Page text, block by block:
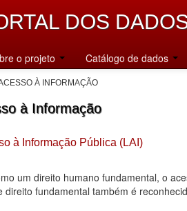
DOS
o projeto Catálogo de dados
À INFORMAÇÃO
à Informação
à Informação Pública (LAI)
um direito humano fundamental, o
direito fundamental também é